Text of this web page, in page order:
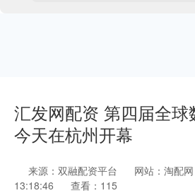
汇发网配资 第四届全
今天在杭州开幕
来源：双融配资平台 网站：淘配网
13:18:46
查看：115